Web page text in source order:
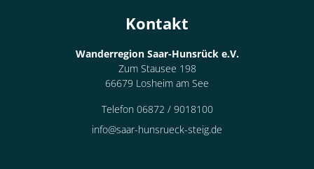
Kontakt
Wanderregion Saar-Hunsrück e.V.
Zum Stausee 198
66679 Losheim am See
Telefon 06872 / 9018100
info@saar-hunsrueck-steig.de